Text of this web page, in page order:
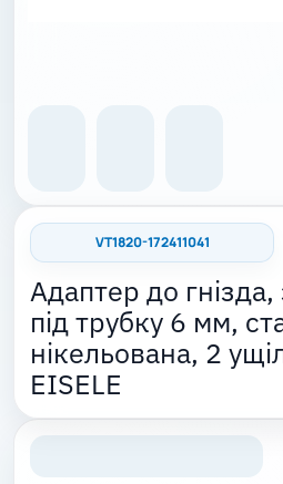
VT1820-172411041
Адаптер до
під трубку 6 мм,
нікельована, 2
EISELE